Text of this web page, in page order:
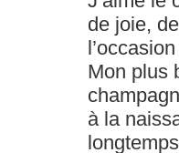
de joie,
Mon plus
à la